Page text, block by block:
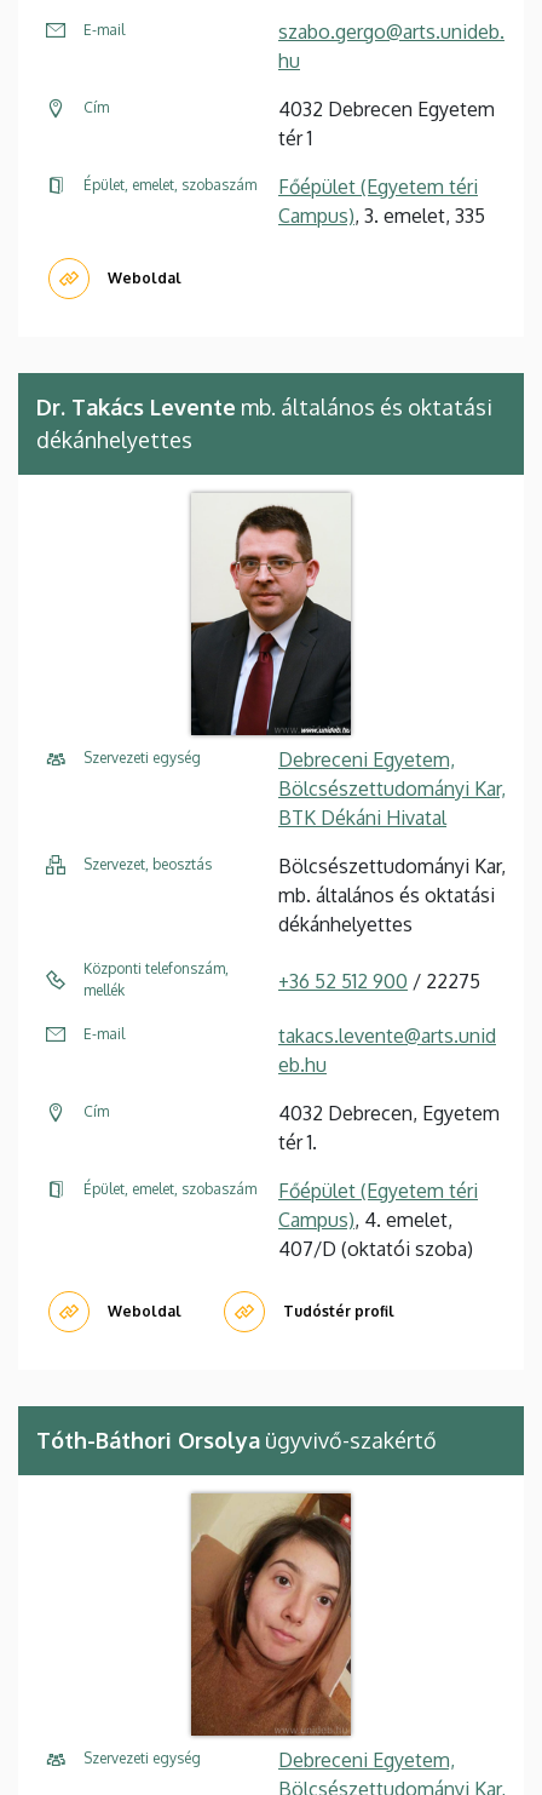
E-mail
szabo.gergo@arts.unideb.
hu
Cím
4032 Debrecen Egyetem
tér 1
Épület, emelet, szobaszám
Főépület (Egyetem téri
Campus), 3. emelet, 335
Weboldal
Dr. Takács Levente mb. általános és oktatási
dékánhelyettes
Szervezeti egység
Debreceni Egyetem,
Bölcsészettudományi Kar,
BTK Dékáni Hivatal
Szervezet, beosztás
Bölcsészettudományi Kar,
mb. általános és oktatási
dékánhelyettes
Központi telefonszám,
mellék
+36 52 512 900 / 22275
E-mail
takacs.levente@arts.unid
eb.hu
Cím
4032 Debrecen, Egyetem
tér 1.
Épület, emelet, szobaszám
Főépület (Egyetem téri
Campus), 4. emelet,
407/D (oktatói szoba)
Weboldal Tudóstér profil
Tóth-Báthori Orsolya ügyvivő-szakértő
Szervezeti egység
Debreceni Egyetem,
Bölcsészettudományi Kar,